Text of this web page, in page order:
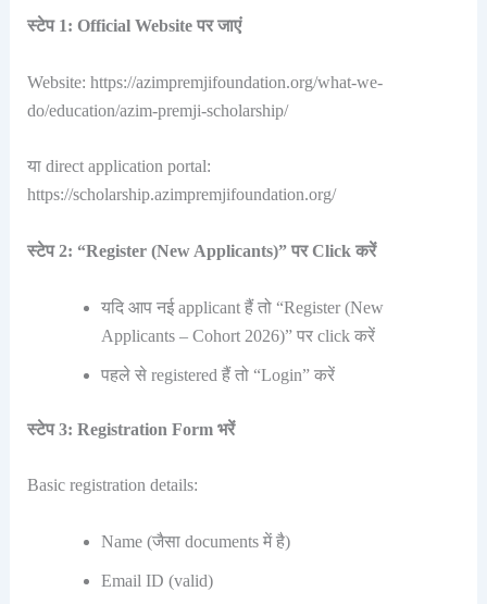
स्टेप 1: Official Website पर जाएं
Website: https://azimpremjifoundation.org/what-we-
do/education/azim-premji-scholarship/
या direct application portal:
https://scholarship.azimpremjifoundation.org/
स्टेप 2: “Register (New Applicants)” पर Click करें
यदि आप नई applicant हैं तो “Register (New
Applicants – Cohort 2026)” पर click करें
पहले से registered हैं तो “Login” करें
स्टेप 3: Registration Form भरें
Basic registration details:
Name (जैसा documents में है)
Email ID (valid)